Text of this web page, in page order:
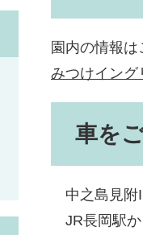
園内の情報は
みつけイング
車を
中之島見附
JR長岡駅か